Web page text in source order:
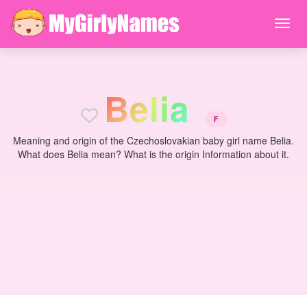
Belia F
Meaning and origin of the Czechoslovakian baby girl name Belia.
What does Belia mean? What is the origin Information about it.